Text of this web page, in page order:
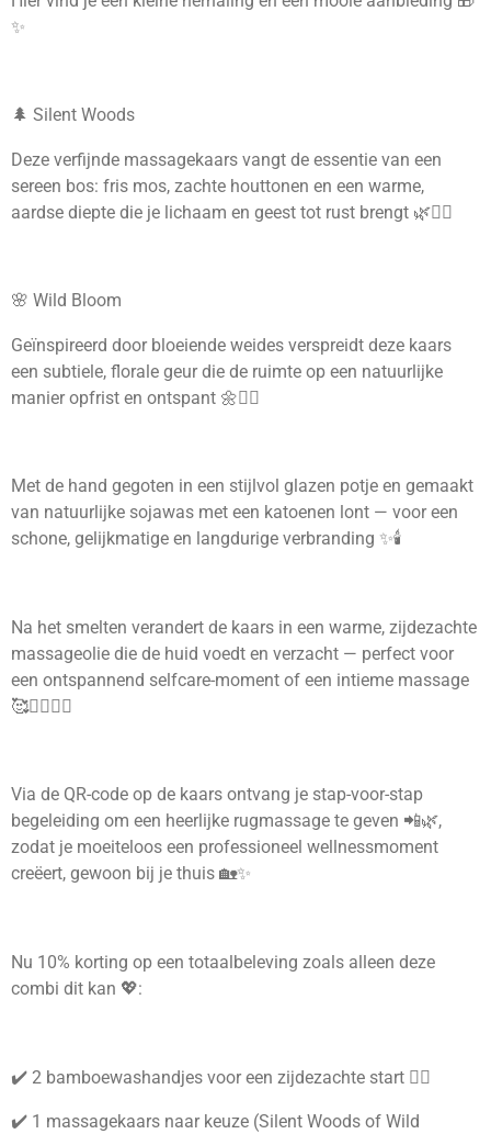
✨
🌲 Silent Woods
Deze verfijnde massagekaars vangt de essentie van een
sereen bos: fris mos, zachte houttonen en een warme,
aardse diepte die je lichaam en geest tot rust brengt 🌿🧘‍♀️
🌸 Wild Bloom
Geïnspireerd door bloeiende weides verspreidt deze kaars
een subtiele, florale geur die de ruimte op een natuurlijke
manier opfrist en ontspant 🌼💆‍♀️
Met de hand gegoten in een stijlvol glazen potje en gemaakt
van natuurlijke sojawas met een katoenen lont — voor een
schone, gelijkmatige en langdurige verbranding ✨🕯️
Na het smelten verandert de kaars in een warme, zijdezachte
massageolie die de huid voedt en verzacht — perfect voor
een ontspannend selfcare-moment of een intieme massage
🥰💆‍♂️💆‍♀️
Via de QR-code op de kaars ontvang je stap-voor-stap
begeleiding om een heerlijke rugmassage te geven 📲🌿,
zodat je moeiteloos een professioneel wellnessmoment
creëert, gewoon bij je thuis 🏡✨
Nu 10% korting op een totaalbeleving zoals alleen deze
combi dit kan 💖:
✔️ 2 bamboewashandjes voor een zijdezachte start 🧖‍♀️
✔️ 1 massagekaars naar keuze (Silent Woods of Wild